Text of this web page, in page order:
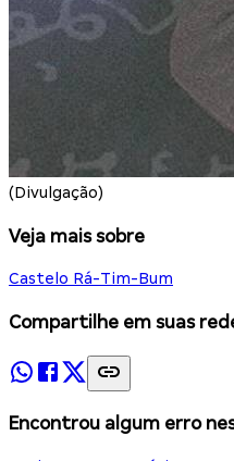
(Divulgação)
Veja mais sobre
Castelo Rá-Tim-Bum
Compartilhe em suas
Encontrou algum erro